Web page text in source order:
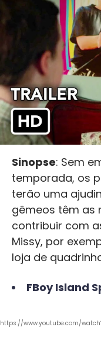
Sinopse: Sem
temporada, os
terão uma
gêmeos têm as
contribuir com
Missy, por
loja de
FBoy Island
https://www.youtube.com/